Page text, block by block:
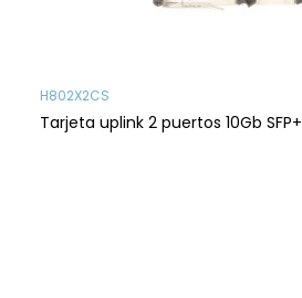
H802X2CS
Tarjeta uplink 2 puertos 10Gb SFP+